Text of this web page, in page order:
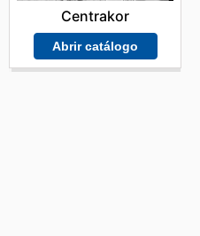
Centrakor
Abrir catálogo